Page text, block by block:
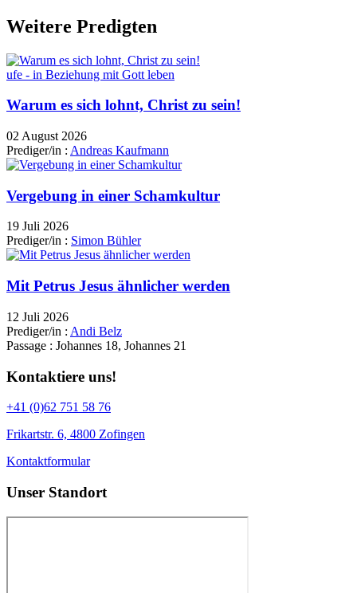
Weitere Predigten
ufe - in Beziehung mit Gott leben
Warum es sich lohnt, Christ zu sein!
02 August 2026
Prediger/in : Andreas Kaufmann
Vergebung in einer Schamkultur
19 Juli 2026
Prediger/in : Simon Bühler
Mit Petrus Jesus ähnlicher werden
12 Juli 2026
Prediger/in : Andi Belz
Passage : Johannes 18, Johannes 21
Kontaktiere uns!
+41 (0)62 751 58 76
Frikartstr. 6, 4800 Zofingen
Kontaktformular
Unser Standort